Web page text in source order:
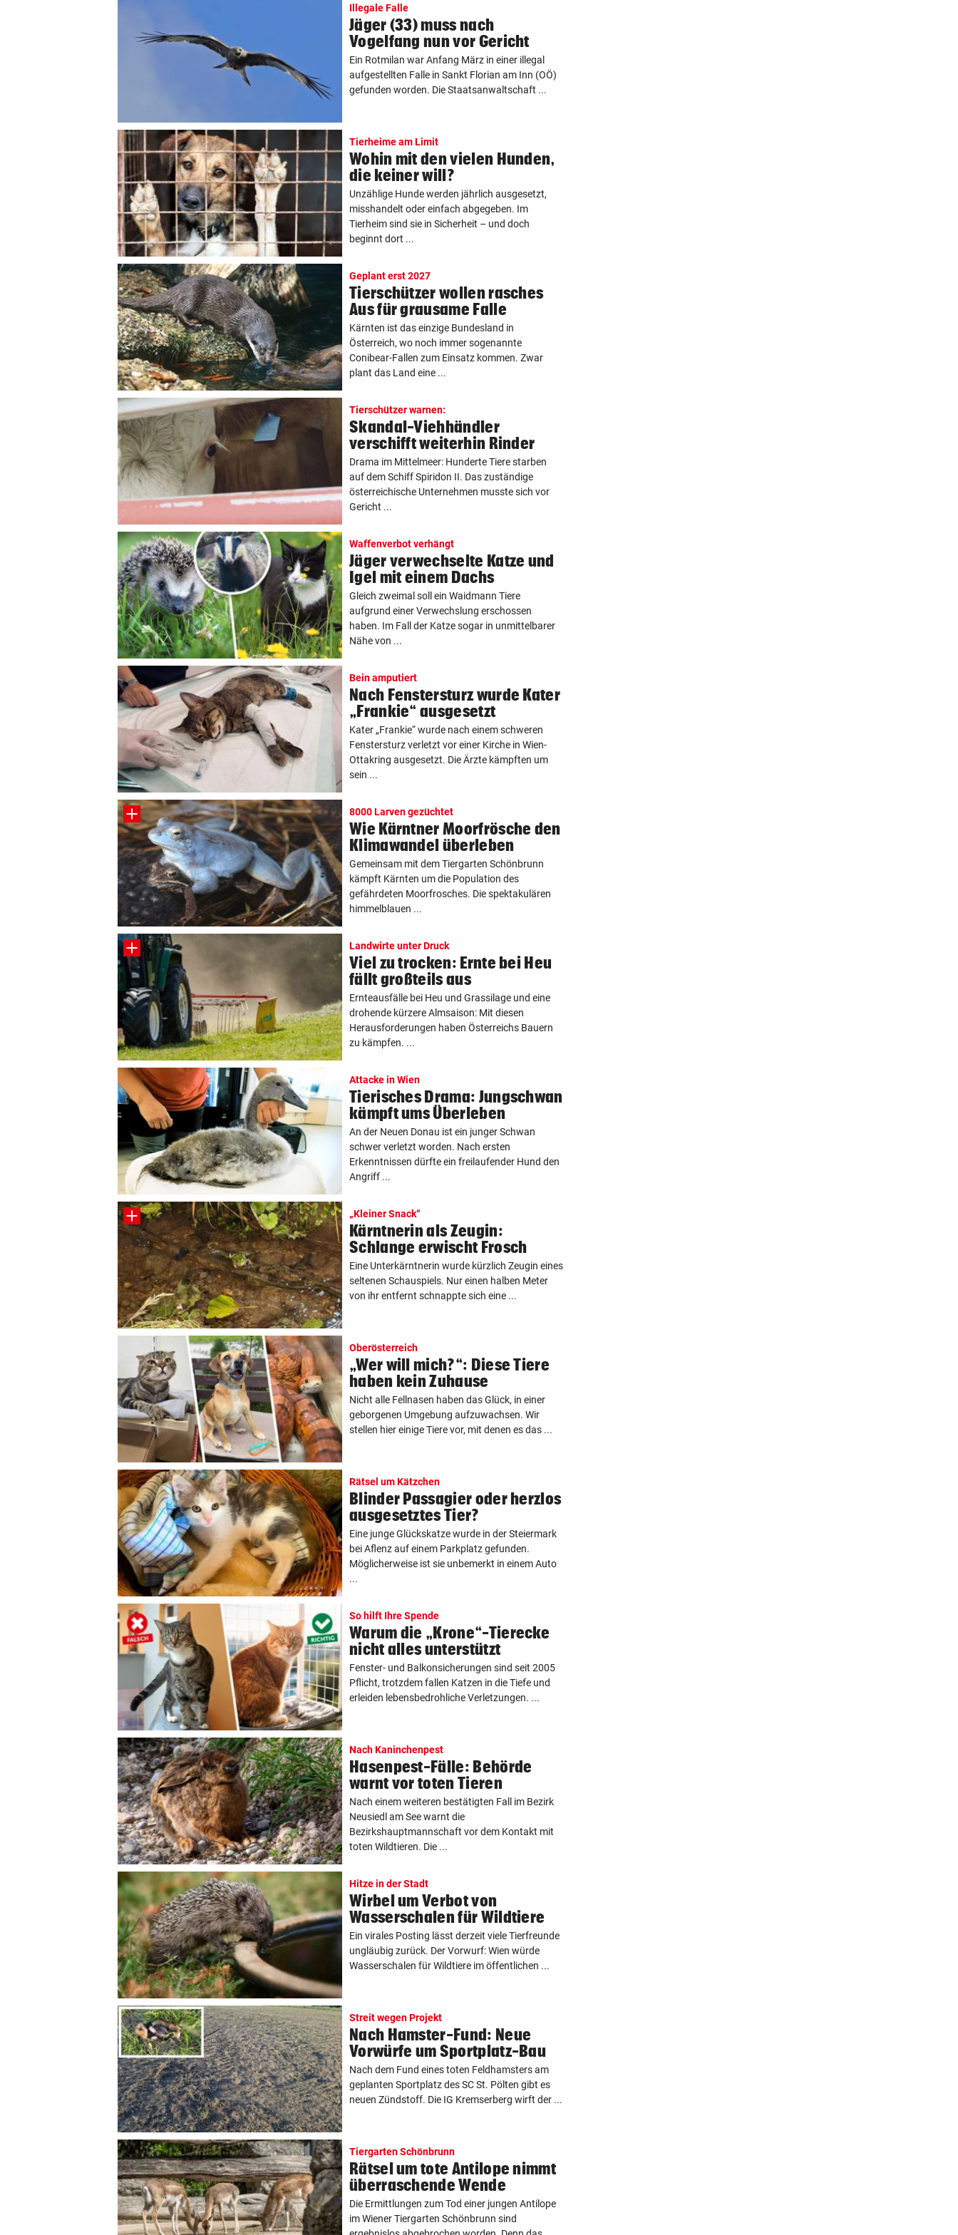
Illegale Falle
Jäger (33) muss nach
Vogelfang nun vor Gericht
Ein Rotmilan war Anfang März in einer illegal
aufgestellten Falle in Sankt Florian am Inn (OÖ)
gefunden worden. Die Staatsanwaltschaft ...
Tierheime am Limit
Wohin mit den vielen Hunden,
die keiner will?
Unzählige Hunde werden jährlich ausgesetzt,
misshandelt oder einfach abgegeben. Im
Tierheim sind sie in Sicherheit – und doch
beginnt dort ...
Geplant erst 2027
Tierschützer wollen rasches
Aus für grausame Falle
Kärnten ist das einzige Bundesland in
Österreich, wo noch immer sogenannte
Conibear-Fallen zum Einsatz kommen. Zwar
plant das Land eine ...
Tierschützer warnen:
Skandal-Viehhändler
verschifft weiterhin Rinder
Drama im Mittelmeer: Hunderte Tiere starben
auf dem Schiff Spiridon II. Das zuständige
österreichische Unternehmen musste sich vor
Gericht ...
Waffenverbot verhängt
Jäger verwechselte Katze und
Igel mit einem Dachs
Gleich zweimal soll ein Waidmann Tiere
aufgrund einer Verwechslung erschossen
haben. Im Fall der Katze sogar in unmittelbarer
Nähe von ...
Bein amputiert
Nach Fenstersturz wurde Kater
„Frankie“ ausgesetzt
Kater „Frankie“ wurde nach einem schweren
Fenstersturz verletzt vor einer Kirche in Wien-
Ottakring ausgesetzt. Die Ärzte kämpften um
sein ...
8000 Larven gezüchtet
Wie Kärntner Moorfrösche den
Klimawandel überleben
Gemeinsam mit dem Tiergarten Schönbrunn
kämpft Kärnten um die Population des
gefährdeten Moorfrosches. Die spektakulären
himmelblauen ...
Landwirte unter Druck
Viel zu trocken: Ernte bei Heu
fällt großteils aus
Ernteausfälle bei Heu und Grassilage und eine
drohende kürzere Almsaison: Mit diesen
Herausforderungen haben Österreichs Bauern
zu kämpfen. ...
Attacke in Wien
Tierisches Drama: Jungschwan
kämpft ums Überleben
An der Neuen Donau ist ein junger Schwan
schwer verletzt worden. Nach ersten
Erkenntnissen dürfte ein freilaufender Hund den
Angriff ...
„Kleiner Snack“
Kärntnerin als Zeugin:
Schlange erwischt Frosch
Eine Unterkärntnerin wurde kürzlich Zeugin eines
seltenen Schauspiels. Nur einen halben Meter
von ihr entfernt schnappte sich eine ...
Oberösterreich
„Wer will mich?“: Diese Tiere
haben kein Zuhause
Nicht alle Fellnasen haben das Glück, in einer
geborgenen Umgebung aufzuwachsen. Wir
stellen hier einige Tiere vor, mit denen es das ...
Rätsel um Kätzchen
Blinder Passagier oder herzlos
ausgesetztes Tier?
Eine junge Glückskatze wurde in der Steiermark
bei Aflenz auf einem Parkplatz gefunden.
Möglicherweise ist sie unbemerkt in einem Auto
...
So hilft Ihre Spende
Warum die „Krone“-Tierecke
nicht alles unterstützt
Fenster- und Balkonsicherungen sind seit 2005
Pflicht, trotzdem fallen Katzen in die Tiefe und
erleiden lebensbedrohliche Verletzungen. ...
Nach Kaninchenpest
Hasenpest-Fälle: Behörde
warnt vor toten Tieren
Nach einem weiteren bestätigten Fall im Bezirk
Neusiedl am See warnt die
Bezirkshauptmannschaft vor dem Kontakt mit
toten Wildtieren. Die ...
Hitze in der Stadt
Wirbel um Verbot von
Wasserschalen für Wildtiere
Ein virales Posting lässt derzeit viele Tierfreunde
ungläubig zurück. Der Vorwurf: Wien würde
Wasserschalen für Wildtiere im öffentlichen ...
Streit wegen Projekt
Nach Hamster-Fund: Neue
Vorwürfe um Sportplatz-Bau
Nach dem Fund eines toten Feldhamsters am
geplanten Sportplatz des SC St. Pölten gibt es
neuen Zündstoff. Die IG Kremserberg wirft der ...
Tiergarten Schönbrunn
Rätsel um tote Antilope nimmt
überraschende Wende
Die Ermittlungen zum Tod einer jungen Antilope
im Wiener Tiergarten Schönbrunn sind